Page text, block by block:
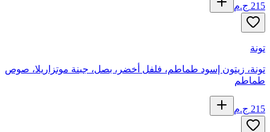
215 ج.م
تونة
تونة، زيتون إسود طماطم، فلفل أخضر، بصل، جبنة موتزاريلا، صوص
طماطم
215 ج.م